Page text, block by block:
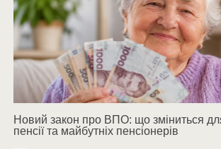
Новий закон про ВПО: що зміниться
пенсії та майбутніх пенсіонерів